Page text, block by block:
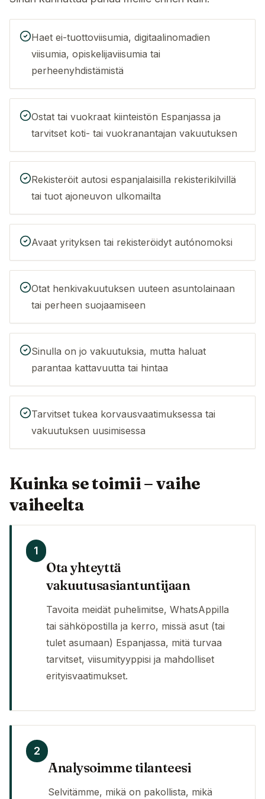
Haet ei-tuottoviisumia, digitaalinomadien
viisumia, opiskelijaviisumia tai
perheenyhdistämistä
Ostat tai vuokraat kiinteistön Espanjassa ja
tarvitset koti- tai vuokranantajan vakuutuksen
Rekisteröit autosi espanjalaisilla rekisterikilvillä
tai tuot ajoneuvon ulkomailta
Avaat yrityksen tai rekisteröidyt autónomoksi
Otat henkivakuutuksen uuteen asuntolainaan
tai perheen suojaamiseen
Sinulla on jo vakuutuksia, mutta haluat
parantaa kattavuutta tai hintaa
Tarvitset tukea korvausvaatimuksessa tai
vakuutuksen uusimisessa
Kuinka se toimii – vaihe
vaiheelta
1
Ota yhteyttä
vakuutusasiantuntijaan
Tavoita meidät puhelimitse, WhatsAppilla
tai sähköpostilla ja kerro, missä asut (tai
tulet asumaan) Espanjassa, mitä turvaa
tarvitset, viisumityyppisi ja mahdolliset
erityisvaatimukset.
2
Analysoimme tilanteesi
Selvitämme, mikä on pakollista, mikä